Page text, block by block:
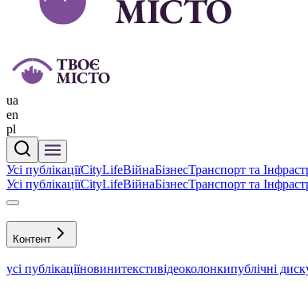
ua
en
pl
Усі публікаціїCityLifeВійнаБізнесТранспорт та
Усі публікаціїCityLifeВійнаБізнесТранспорт та
Контент
усі публікаціїновинитекстивідеоколонкипублічні